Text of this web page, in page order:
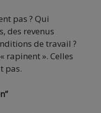
pas ? Qui
des revenus
de travail ?
rapinent ». Celles
pas.